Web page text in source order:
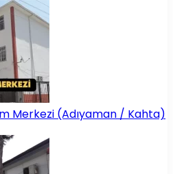
Merkezi (Adıyaman / Kahta)